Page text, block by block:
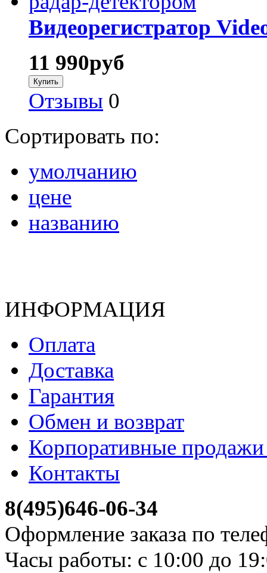
Видеорегистратор
11 990руб
Отзывы 0
Сортировать по:
умолчанию
цене
названию
ИНФОРМАЦИЯ
Оплата
Доставка
Гарантия
Обмен и возврат
Корпоративные
Контакты
8(495)646-06-34
Оформление заказа по
Часы работы: с 10:00 до